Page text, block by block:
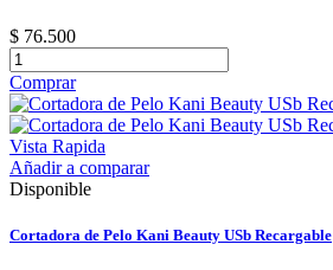
$ 76.500
Comprar
Vista Rapida
Añadir a comparar
Disponible
Cortadora de Pelo Kani Beauty USb Recargable